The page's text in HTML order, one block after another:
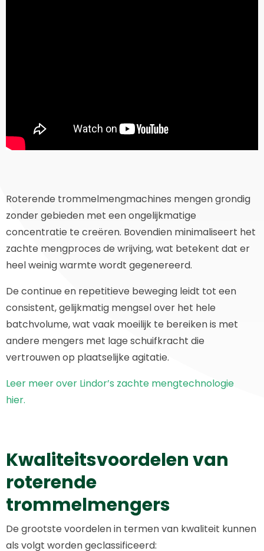
Roterende trommelmengmachines mengen grondig
zonder gebieden met een ongelijkmatige
concentratie te creëren. Bovendien minimaliseert het
zachte mengproces de wrijving, wat betekent dat er
heel weinig warmte wordt gegenereerd.
De continue en repetitieve beweging leidt tot een
consistent, gelijkmatig mengsel over het hele
batchvolume, wat vaak moeilijk te bereiken is met
andere mengers met lage schuifkracht die
vertrouwen op plaatselijke agitatie.
Leer meer over Lindor’s zachte mengtechnologie
hier.
Kwaliteitsvoordelen van
roterende
trommelmengers
De grootste voordelen in termen van kwaliteit kunnen
als volgt worden geclassificeerd: